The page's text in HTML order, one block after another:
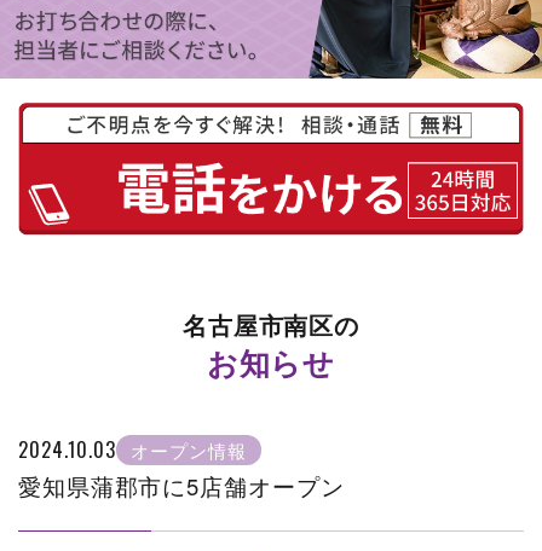
名古屋市南区の
お知らせ
2024.10.03 オープン情報
愛知県蒲郡市に5店舗オープン